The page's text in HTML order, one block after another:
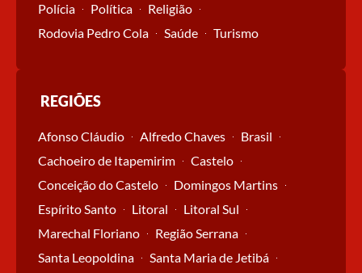
Polícia
Política
Religião
Rodovia Pedro Cola
Saúde Turismo
REGIÕES
Afonso Cláudio Alfredo Chaves
Brasil
Cachoeiro de Itapemirim
Castelo
Conceição do Castelo
Domingos Martins
Espírito Santo
Litoral
Litoral Sul
Marechal Floriano
Região Serrana
Santa Leopoldina
Santa Maria de Jetibá